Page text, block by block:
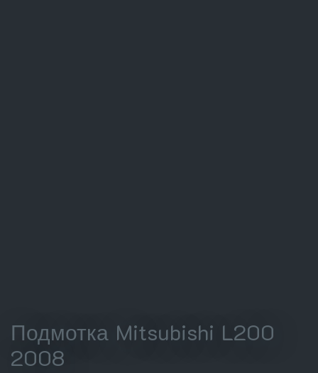
Подмотка Mitsubishi L200
2008